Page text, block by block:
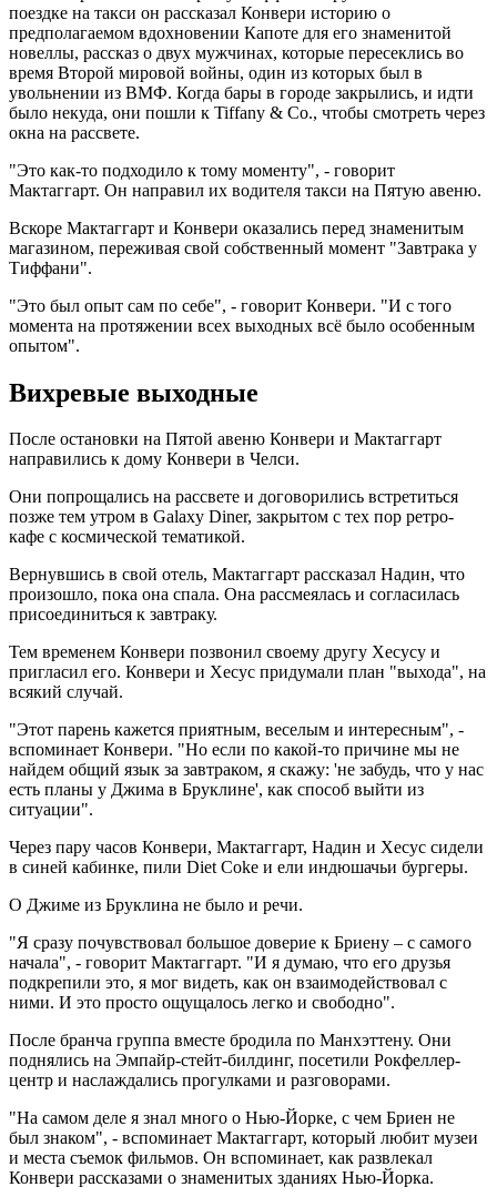
поездке на такси он рассказал Конвери историю о
предполагаемом вдохновении Капоте для его знаменитой
новеллы, рассказ о двух мужчинах, которые пересеклись во
время Второй мировой войны, один из которых был в
увольнении из ВМФ. Когда бары в городе закрылись, и идти
было некуда, они пошли к Tiffany & Co., чтобы смотреть через
окна на рассвете.
"Это как-то подходило к тому моменту", - говорит
Мактаггарт. Он направил их водителя такси на Пятую авеню.
Вскоре Мактаггарт и Конвери оказались перед знаменитым
магазином, переживая свой собственный момент "Завтрака у
Тиффани".
"Это был опыт сам по себе", - говорит Конвери. "И с того
момента на протяжении всех выходных всё было особенным
опытом".
Вихревые выходные
После остановки на Пятой авеню Конвери и Мактаггарт
направились к дому Конвери в Челси.
Они попрощались на рассвете и договорились встретиться
позже тем утром в Galaxy Diner, закрытом с тех пор ретро-
кафе с космической тематикой.
Вернувшись в свой отель, Мактаггарт рассказал Надин, что
произошло, пока она спала. Она рассмеялась и согласилась
присоединиться к завтраку.
Тем временем Конвери позвонил своему другу Хесусу и
пригласил его. Конвери и Хесус придумали план "выхода", на
всякий случай.
"Этот парень кажется приятным, веселым и интересным", -
вспоминает Конвери. "Но если по какой-то причине мы не
найдем общий язык за завтраком, я скажу: 'не забудь, что у нас
есть планы у Джима в Бруклине', как способ выйти из
ситуации".
Через пару часов Конвери, Мактаггарт, Надин и Хесус сидели
в синей кабинке, пили Diet Coke и ели индюшачьи бургеры.
О Джиме из Бруклина не было и речи.
"Я сразу почувствовал большое доверие к Бриену – с самого
начала", - говорит Мактаггарт. "И я думаю, что его друзья
подкрепили это, я мог видеть, как он взаимодействовал с
ними. И это просто ощущалось легко и свободно".
После бранча группа вместе бродила по Манхэттену. Они
поднялись на Эмпайр-стейт-билдинг, посетили Рокфеллер-
центр и наслаждались прогулками и разговорами.
"На самом деле я знал много о Нью-Йорке, с чем Бриен не
был знаком", - вспоминает Мактаггарт, который любит музеи
и места съемок фильмов. Он вспоминает, как развлекал
Конвери рассказами о знаменитых зданиях Нью-Йорка.